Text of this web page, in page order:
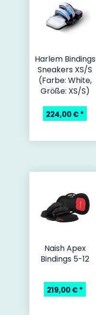
Harlem Bindings
Sneakers XS/S
(Farbe: White,
Größe: XS/S)
224,00 €*
Naish Apex
Bindings 5-12
219,00 €*